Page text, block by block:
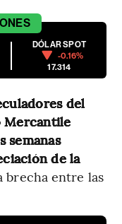
DÓLAR SPOT
-0.16%
17.314
del
Mercantile
semanas
de la
brecha entre las